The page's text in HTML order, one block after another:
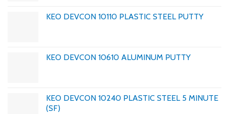
KEO DEVCON 10110 PLASTIC STEEL PUTTY
KEO DEVCON 10610 ALUMINUM PUTTY
KEO DEVCON 10240 PLASTIC STEEL 5 MINUTE
(SF)